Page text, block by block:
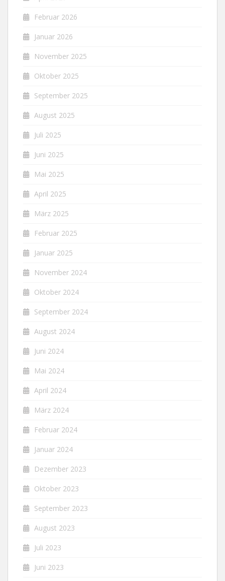
Februar 2026
Januar 2026
November 2025
Oktober 2025
September 2025
August 2025
Juli 2025
Juni 2025
Mai 2025
April 2025
März 2025
Februar 2025
Januar 2025
November 2024
Oktober 2024
September 2024
August 2024
Juni 2024
Mai 2024
April 2024
März 2024
Februar 2024
Januar 2024
Dezember 2023
Oktober 2023
September 2023
August 2023
Juli 2023
Juni 2023